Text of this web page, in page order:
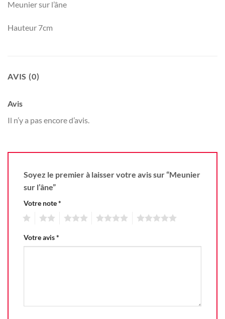
Meunier sur l’âne
Hauteur 7cm
AVIS (0)
Avis
Il n’y a pas encore d’avis.
Soyez le premier à laisser votre avis sur “Meunier
sur l’âne”
Votre note*
Votre avis*